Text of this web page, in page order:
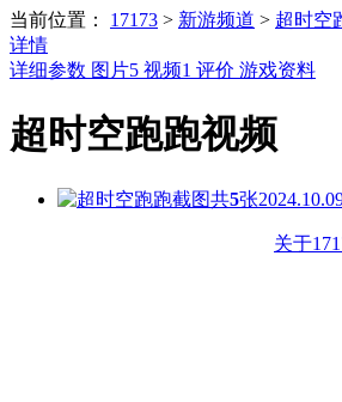
当前位置： 17173 > 新游频道 > 超时空
详情
详细参数 图片5 视频1 评价 游戏资料
超时空跑跑视频
共5张
关于